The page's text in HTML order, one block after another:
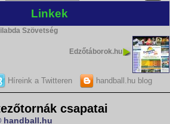
Linkek
Szövetség
Edzőtáborok.hu
Híreink a Twitteren handball.hu blog
csapatai
handball.hu